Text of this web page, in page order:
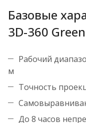
Базовые
3D-360 Green
Рабочий
м
Точность
До 8 часов